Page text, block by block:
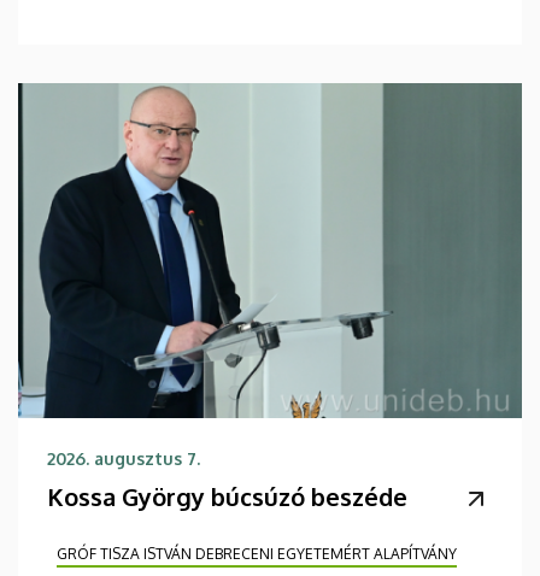
2026. augusztus 7.
Kossa György búcsúzó beszéde
GRÓF TISZA ISTVÁN DEBRECENI EGYETEMÉRT ALAPÍTVÁNY